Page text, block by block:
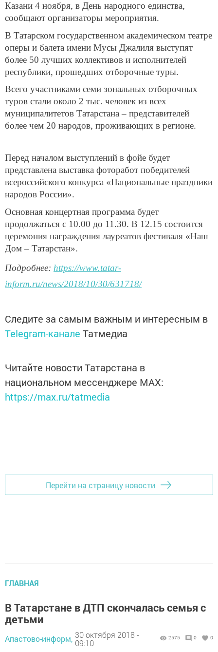
Казани 4 ноября, в День народного единства,
сообщают организаторы мероприятия.
В Татарском государственном академическом театре
оперы и балета имени Мусы Джалиля выступят
более 50 лучших коллективов и исполнителей
республики, прошедших отборочные туры.
Всего участниками семи зональных отборочных
туров стали около 2 тыс. человек из всех
муниципалитетов Татарстана – представителей
более чем 20 народов, проживающих в регионе.
Перед началом выступлений в фойе будет
представлена выставка фоторабот победителей
всероссийского конкурса «Национальные праздники
народов России».
Основная концертная программа будет
продолжаться с 10.00 до 11.30. В 12.15 состоится
церемония награждения лауреатов фестиваля «Наш
Дом – Татарстан».
Подробнее: https://www.tatar-
inform.ru/news/2018/10/30/631718/
Следите за самым важным и интересным в
Telegram-канале Татмедиа
Читайте новости Татарстана в
национальном мессенджере MАХ:
https://max.ru/tatmedia
Перейти на страницу новости
ГЛАВНАЯ
В Татарстане в ДТП скончалась семья с
детьми
Апастово-информ, 30 октября 2018 -
09:10
2575 0 0